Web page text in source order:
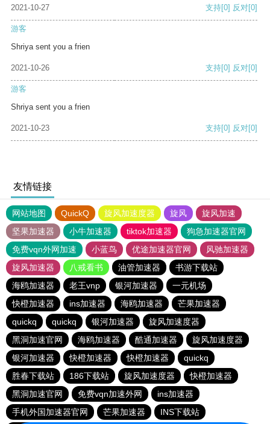
2021-10-27 支持[0] 反对[0]
游客
Shriya sent you a frien
2021-10-26 支持[0] 反对[0]
游客
Shriya sent you a frien
2021-10-23 支持[0] 反对[0]
友情链接
网站地图 QuickQ 旋风加速度器 旋风
旋风加速
坚果加速器
小牛加速器 tiktok加速器
狗急加速器官网
免费vqn外网加速
小蓝鸟 优途加速器官网
风驰加速器
旋风加速器
八戒看书 油管加速器
书游下载站
海鸥加速器
老王vnp 银河加速器
一元机场
快橙加速器
ins加速器 海鸥加速器
芒果加速器
quickq
quickq 银河加速器
旋风加速度器
黑洞加速官网
海鸥加速器 酷通加速器
旋风加速度器
银河加速器
快橙加速器 快橙加速器
quickq
胜春下载站
186下载站 旋风加速度器
快橙加速器
黑洞加速官网
免费vqn加速外网
ins加速器
手机外国加速器官网
芒果加速器 INS下载站